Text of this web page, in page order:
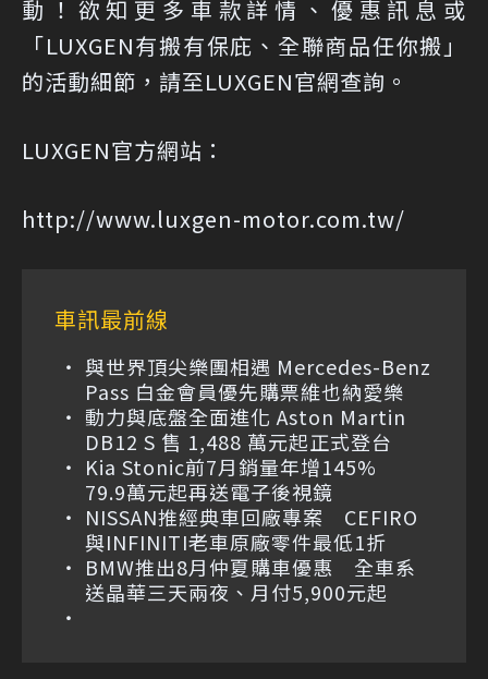
動！欲知更多車款詳情、優惠訊息或
「LUXGEN有搬有保庇、全聯商品任你搬」
的活動細節，請至LUXGEN官網查詢。
LUXGEN官方網站：
http://www.luxgen-motor.com.tw/
車訊最前線
與世界頂尖樂團相遇 Mercedes-Benz
Pass 白金會員優先購票維也納愛樂
動力與底盤全面進化 Aston Martin
DB12 S 售 1,488 萬元起正式登台
Kia Stonic前7月銷量年增145%
79.9萬元起再送電子後視鏡
NISSAN推經典車回廠專案 CEFIRO
與INFINITI老車原廠零件最低1折
BMW推出8月仲夏購車優惠 全車系
送晶華三天兩夜、月付5,900元起